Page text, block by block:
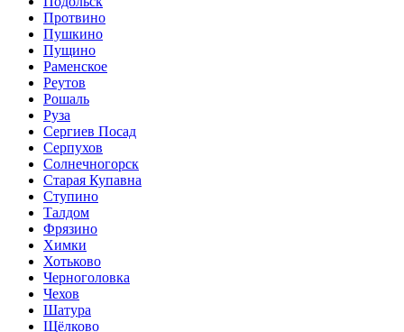
Протвино
Пушкино
Пущино
Раменское
Реутов
Рошаль
Руза
Сергиев Посад
Серпухов
Солнечногорск
Старая Купавна
Ступино
Талдом
Фрязино
Химки
Хотьково
Черноголовка
Чехов
Шатура
Щёлково